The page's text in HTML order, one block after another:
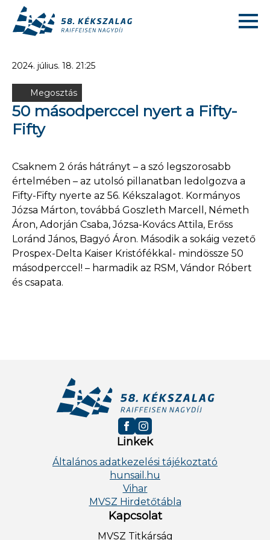
2024. július. 18. 21:25
Megosztás
50 másodperccel nyert a Fifty-
Fifty
Csaknem 2 órás hátrányt – a szó legszorosabb
értelmében – az utolsó pillanatban ledolgozva a
Fifty-Fifty nyerte az 56. Kékszalagot. Kormányos
Józsa Márton, továbbá Goszleth Marcell, Németh
Áron, Adorján Csaba, Józsa-Kovács Attila, Erőss
Loránd János, Bagyó Áron. Második a sokáig vezető
Prospex-Delta Kaiser Kristófékkal- mindössze 50
másodperccel! – harmadik az RSM, Vándor Róbert
és csapata.
Linkek
Általános adatkezelési tájékoztató
hunsail.hu
Vihar
MVSZ Hirdetőtábla
Kapcsolat
MVSZ Titkárság